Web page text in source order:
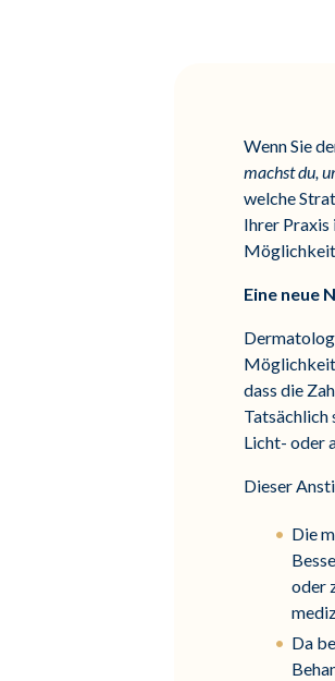
Wenn Sie
machst du,
welche
Ihrer Praxis
Eine neue
dass die
Tatsächlich
Licht- oder
Dieser
Die
oder
Da